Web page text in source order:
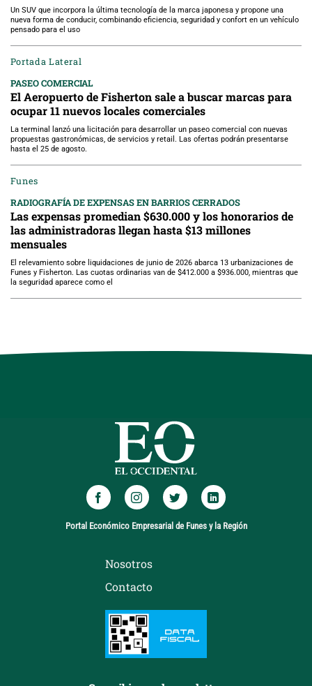
Un SUV que incorpora la última tecnología de la marca japonesa y propone una
nueva forma de conducir, combinando eficiencia, seguridad y confort en un vehículo
pensado para el uso
Portada Lateral
PASEO COMERCIAL
El Aeropuerto de Fisherton sale a buscar marcas para
ocupar 11 nuevos locales comerciales
La terminal lanzó una licitación para desarrollar un paseo comercial con nuevas
propuestas gastronómicas, de servicios y retail. Las ofertas podrán presentarse
hasta el 25 de agosto.
Funes
RADIOGRAFÍA DE EXPENSAS EN BARRIOS CERRADOS
Las expensas promedian $630.000 y los honorarios de
las administradoras llegan hasta $13 millones
mensuales
El relevamiento sobre liquidaciones de junio de 2026 abarca 13 urbanizaciones de
Funes y Fisherton. Las cuotas ordinarias van de $412.000 a $936.000, mientras que
la seguridad aparece como el
Portal Económico Empresarial de Funes y la Región
Nosotros
Contacto